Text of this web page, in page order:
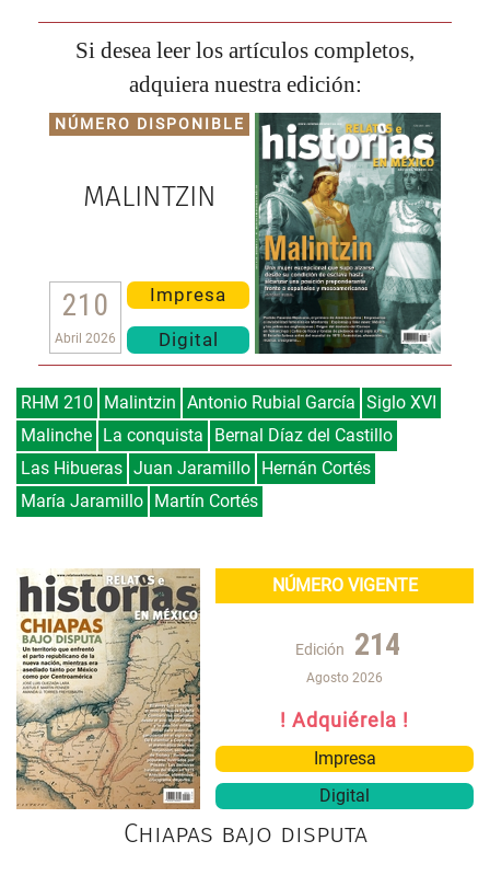
Si desea leer los artículos completos,
adquiera nuestra edición:
NÚMERO DISPONIBLE
MALINTZIN
210
Abril 2026
Impresa
Digital
RHM 210 Malintzin Antonio Rubial García Siglo XVI
Malinche
La conquista
Bernal Díaz del Castillo
Las Hibueras Juan Jaramillo
Hernán Cortés
María Jaramillo
Martín Cortés
NÚMERO VIGENTE
Edición 214
Agosto 2026
! Adquiérela !
Impresa
Digital
Chiapas bajo disputa